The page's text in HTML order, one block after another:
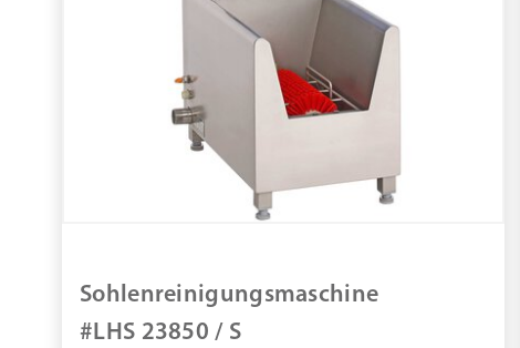
Sohlenreinigungsmaschine
#LHS 23850 / S